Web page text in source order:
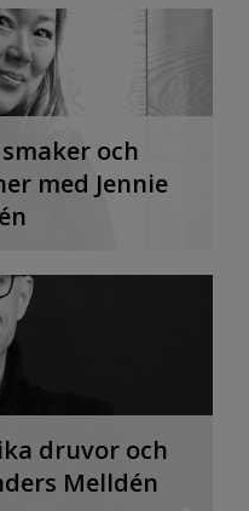
och
med Jennie
druvor och
Melldén